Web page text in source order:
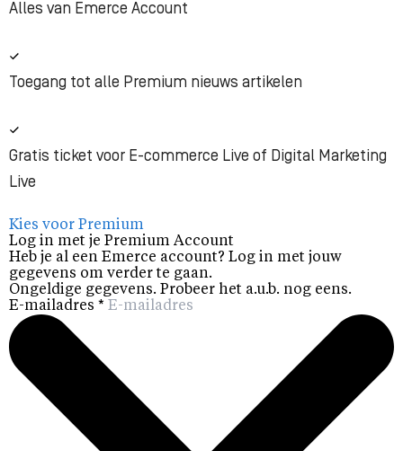
Alles van Emerce Account
Toegang tot alle Premium nieuws artikelen
Gratis ticket voor E-commerce Live of Digital Marketing
Live
Kies voor Premium
Log in met je Premium Account
Heb je al een Emerce account? Log in met jouw
gegevens om verder te gaan.
Ongeldige gegevens. Probeer het a.u.b. nog eens.
E-mailadres *